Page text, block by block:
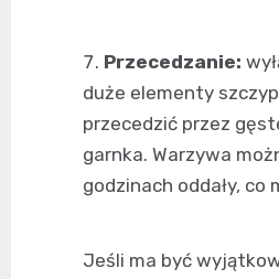
Przecedzanie:
duże elementy
przecedzić przez
garnka. Warzywa
godzinach oddały, co
Jeśli ma być